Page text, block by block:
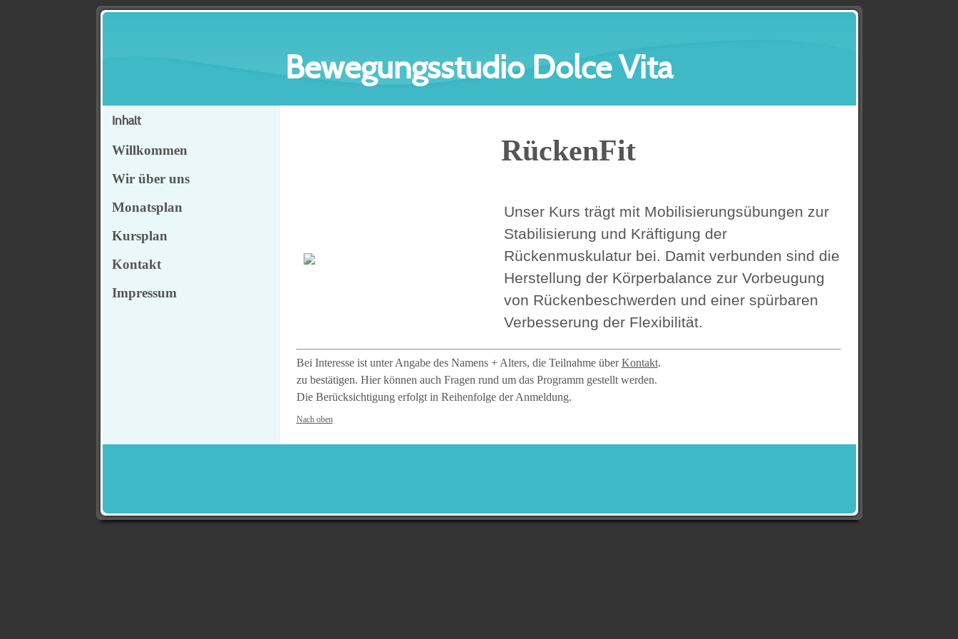
Bewegungsstudio Dolce Vita
Inhalt
Willkommen
Wir über uns
Monatsplan
Kursplan
Kontakt
Impressum
RückenFit
Unser Kurs trägt mit Mobilisierungsübungen zur
Stabilisierung und Kräftigung der
Rückenmuskulatur bei. Damit verbunden sind die
Herstellung der Körperbalance zur Vorbeugung
von Rückenbeschwerden und einer spürbaren
Verbesserung der Flexibilität.
Bei Interesse ist unter Angabe des Namens + Alters, die Teilnahme überKontakt.
zu bestätigen. Hier können auch Fragen rund um das Programm gestellt werden.
Die Berücksichtigung erfolgt in Reihenfolge der Anmeldung.
Nach oben